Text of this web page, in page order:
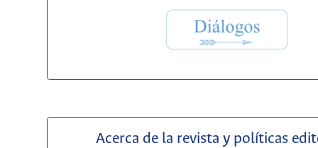
Acerca de la revista y políticas